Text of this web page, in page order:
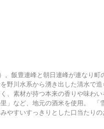
飯豊連峰と朝日連峰が連なり町
野川水系から湧き出した清水で造
、素材が持つ本来の香りや味わ
」など、地元の酒米を使用。 「
やすいすっきりとした口当たり